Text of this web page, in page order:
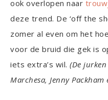
ook overlopen naar
deze trend. De ‘off the
zomer al even om het
voor de bruid die gek is
iets extra’s wil. (De
Marchesa, Jenny